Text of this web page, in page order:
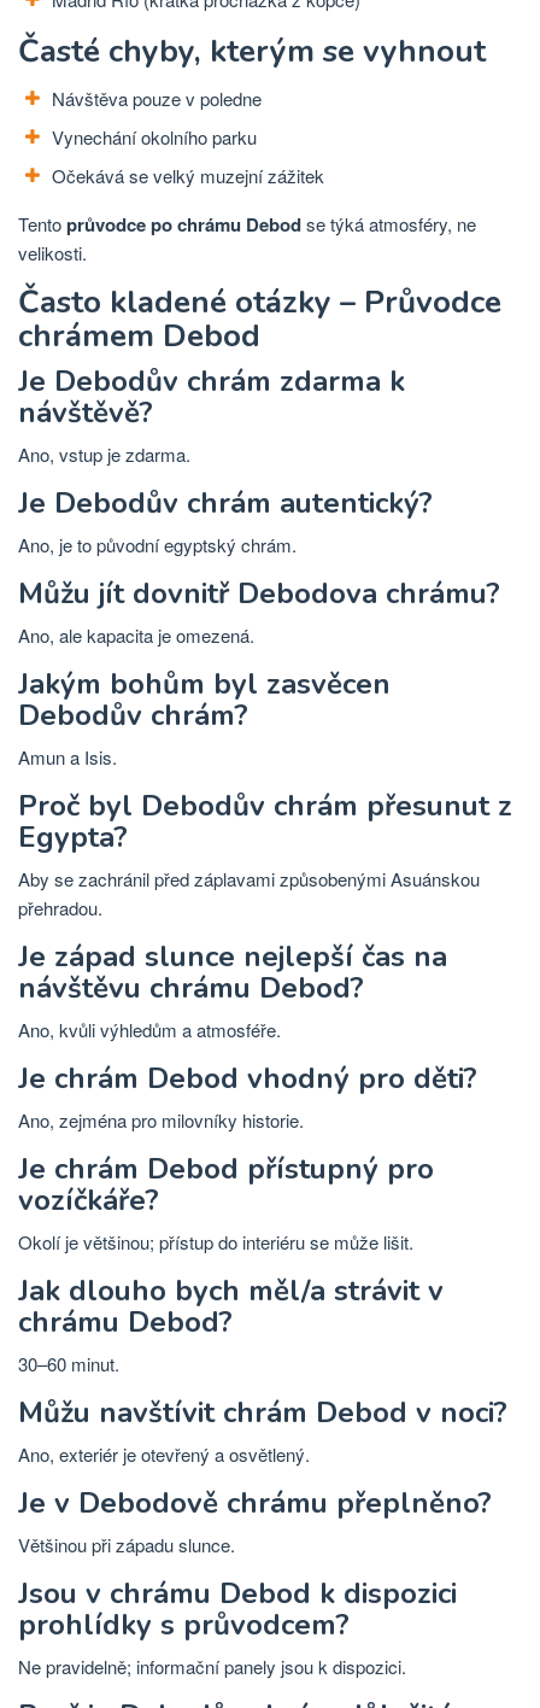
Časté chyby, kterým se vyhnout
Návštěva pouze v poledne
Vynechání okolního parku
Očekává se velký muzejní zážitek
Tentoprůvodce po chrámu Debodse týká atmosféry, ne
velikosti.
Často kladené otázky – Průvodce
chrámem Debod
Je Debodův chrám zdarma k
návštěvě?
Ano, vstup je zdarma.
Je Debodův chrám autentický?
Ano, je to původní egyptský chrám.
Můžu jít dovnitř Debodova chrámu?
Ano, ale kapacita je omezená.
Jakým bohům byl zasvěcen
Debodův chrám?
Amun a Isis.
Proč byl Debodův chrám přesunut z
Egypta?
Aby se zachránil před záplavami způsobenými Asuánskou
přehradou.
Je západ slunce nejlepší čas na
návštěvu chrámu Debod?
Ano, kvůli výhledům a atmosféře.
Je chrám Debod vhodný pro děti?
Ano, zejména pro milovníky historie.
Je chrám Debod přístupný pro
vozíčkáře?
Okolí je většinou; přístup do interiéru se může lišit.
Jak dlouho bych měl/a strávit v
chrámu Debod?
30–60 minut.
Můžu navštívit chrám Debod v noci?
Ano, exteriér je otevřený a osvětlený.
Je v Debodově chrámu přeplněno?
Většinou při západu slunce.
Jsou v chrámu Debod k dispozici
prohlídky s průvodcem?
Ne pravidelně; informační panely jsou k dispozici.